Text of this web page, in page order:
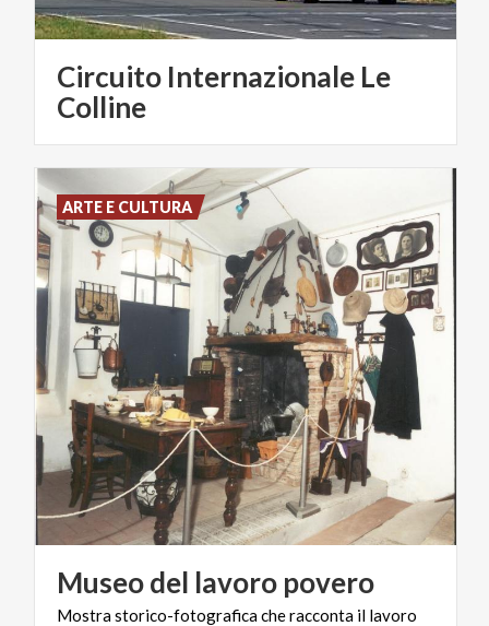
Circuito Internazionale Le
Colline
Museodel lavoro povero
Mostrastorico-fotograficacheracconta il lavoro
ARTE E CULTURA